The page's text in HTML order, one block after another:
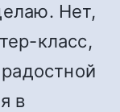
Нет,
класс,
в